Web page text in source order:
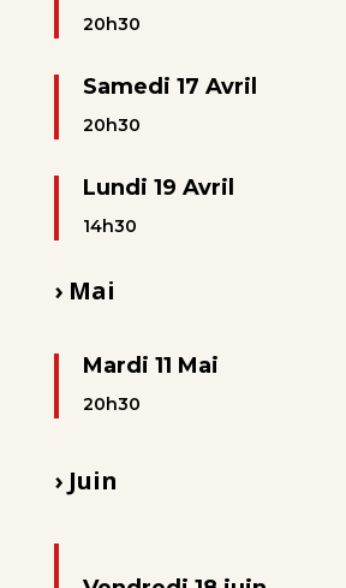
20h30
Samedi 17 Avril
20h30
Lundi 19 Avril
14h30
› Mai
Mardi 11 Mai
20h30
› Juin